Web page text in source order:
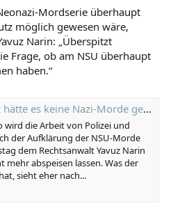
Mordserie überhaupt
möglich gewesen wäre,
Narin: „Überspitzt
Frage, ob am NSU überhaupt
haben.“
es keine Nazi-Morde gegeben
wird die Arbeit von Polizei und
der Aufklärung der NSU-Morde
dem Rechtsanwalt Yavuz Narin
abspeisen lassen. Was der
sieht eher nach...